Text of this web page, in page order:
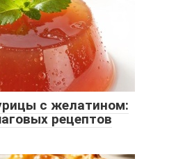
с желатином:
рецептов